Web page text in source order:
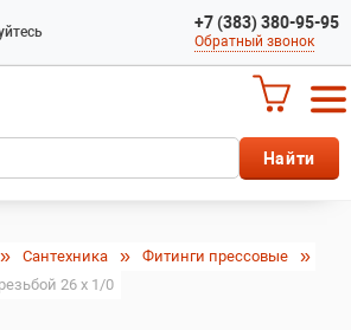
+7 (383) 380-95-95
Обратный звонок
Сантехника
Фитинги прессовые
26 x 1/0